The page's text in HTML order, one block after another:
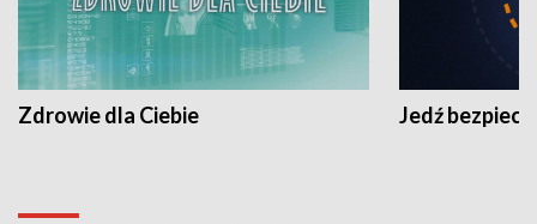
Zdrowie dla Ciebie Jedź